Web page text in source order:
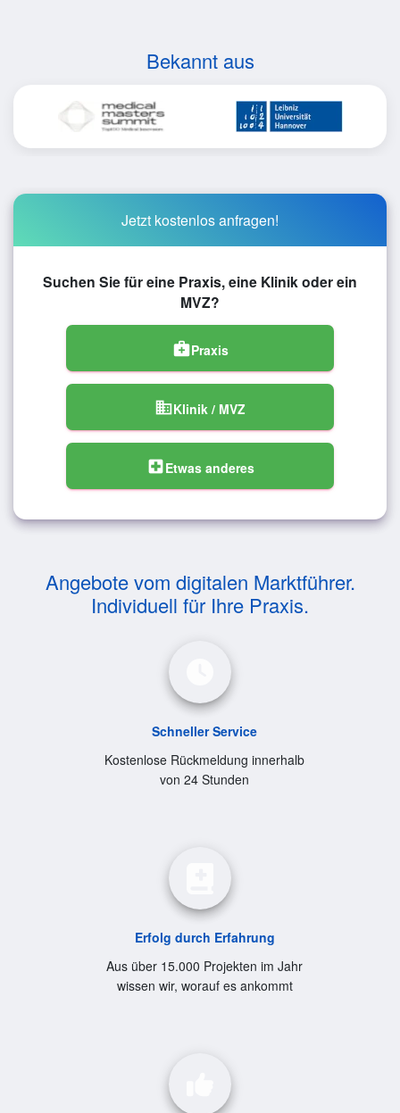
Bekannt aus
Jetzt kostenlos anfragen!
Suchen Sie für eine Praxis, eine Klinik oder ein
MVZ?
medical_servicesPraxis
domainKlinik / MVZ
local_hospitalEtwas anderes
Angebote vom digitalen Marktführer.
Individuell für Ihre Praxis.
Schneller Service
Kostenlose Rückmeldung innerhalb
von 24 Stunden
Erfolg durch Erfahrung
Aus über 15.000 Projekten im Jahr
wissen wir, worauf es ankommt